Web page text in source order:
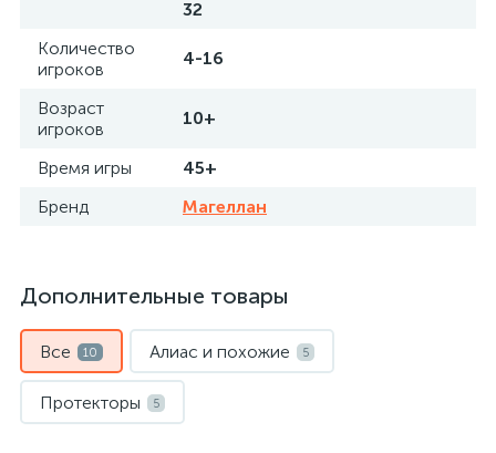
32
Количество
игроков
4-16
Возраст
игроков
10+
Время игры
45+
Бренд
Магеллан
Дополнительные товары
Все 10 Алиас и похожие 5
Протекторы 5